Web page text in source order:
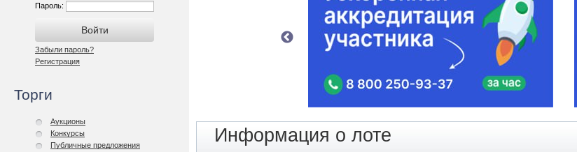
Пароль:
Забыли пароль?
Регистрация
Торги
Аукционы
Конкурсы
Публичные предложения
Информация о лоте